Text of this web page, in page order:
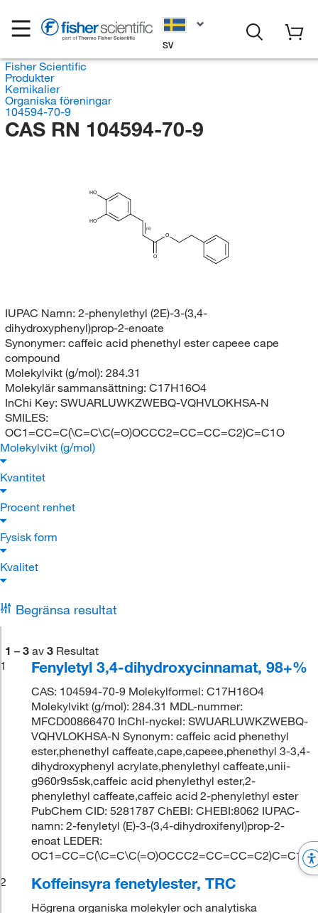
SV
Fisher Scientific
Produkter
Kemikalier
Organiska föreningar
104594-70-9
CAS RN 104594-70-9
HO
O
O
HO
(E)
IUPAC Namn: 2-phenylethyl (2E)-3-(3,4-
dihydroxyphenyl)prop-2-enoate
Synonymer: caffeic acid phenethyl ester capeee cape
compound
Molekylvikt (g/mol): 284.31
Molekylär sammansättning: C17H16O4
InChi Key: SWUARLUWKZWEBQ-VQHVLOKHSA-N
SMILES:
OC1=CC=C(\C=C\C(=O)OCCC2=CC=CC=C2)C=C1O
Molekylvikt (g/mol)
Kvantitet
Procent renhet
Fysisk form
Kvalitet
Begränsa resultat
1 – 3 av 3 Resultat
1
Fenyletyl 3,4-dihydroxycinnamat, 98+%
CAS: 104594-70-9 Molekylformel: C17H16O4
Molekylvikt (g/mol): 284.31 MDL-nummer:
MFCD00866470 InChI-nyckel: SWUARLUWKZWEBQ-
VQHVLOKHSA-N Synonym: caffeic acid phenethyl
ester,phenethyl caffeate,cape,capeee,phenethyl 3-3,4-
dihydroxyphenyl acrylate,phenylethyl caffeate,unii-
g960r9s5sk,caffeic acid phenylethyl ester,2-
phenylethyl caffeate,caffeic acid 2-phenylethyl ester
PubChem CID: 5281787 ChEBI: CHEBI:8062 IUPAC-
namn: 2-fenyletyl (E)-3-(3,4-dihydroxifenyl)prop-2-
enoat LEDER:
OC1=CC=C(\C=C\C(=O)OCCC2=CC=CC=C2)C=C1O
2
Koffeinsyra fenetylester, TRC
Högrena organiska molekyler och analytiska